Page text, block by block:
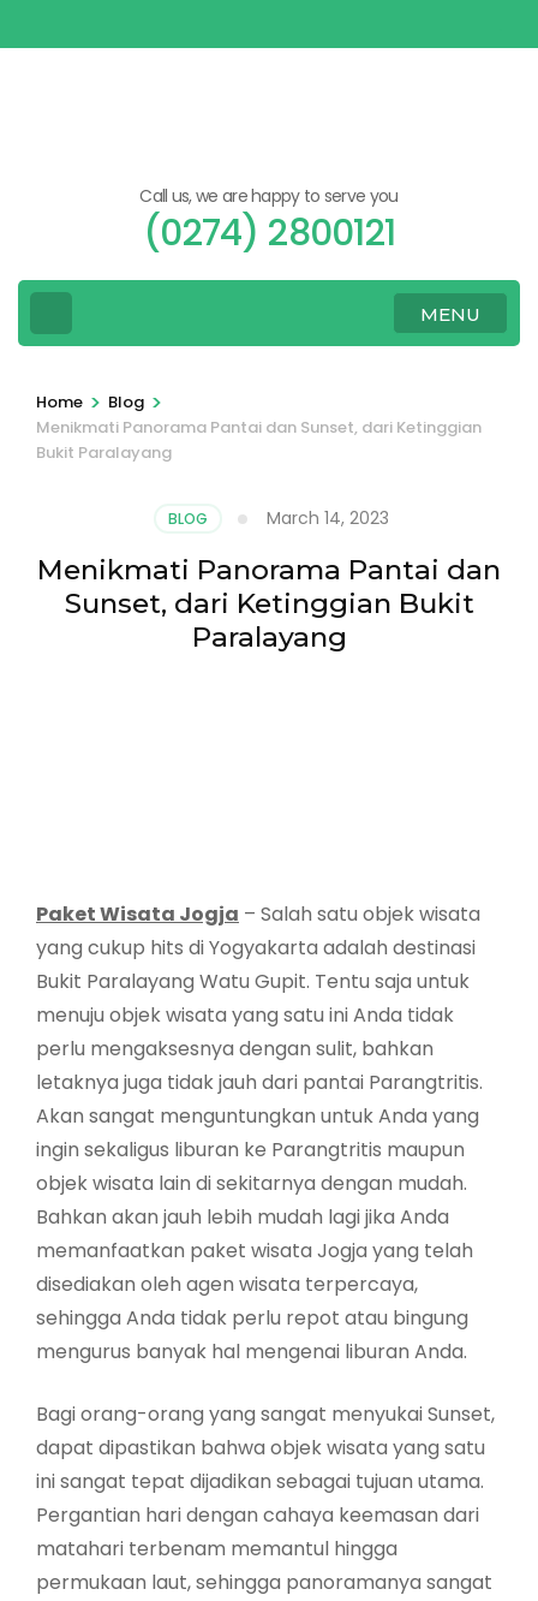
to
Call us, we are happy to serve you
(0274) 2800121
MENU
Home > Blog >
Menikmati Panorama Pantai dan Sunset, dari Ketinggian
Bukit Paralayang
BLOG March 14, 2023
Menikmati Panorama Pantai dan
Sunset, dari Ketinggian Bukit
Paralayang
Paket Wisata Jogja – Salah satu objek wisata
yang cukup hits di Yogyakarta adalah destinasi
Bukit Paralayang Watu Gupit. Tentu saja untuk
menuju objek wisata yang satu ini Anda tidak
perlu mengaksesnya dengan sulit, bahkan
letaknya juga tidak jauh dari pantai Parangtritis.
Akan sangat menguntungkan untuk Anda yang
ingin sekaligus liburan ke Parangtritis maupun
objek wisata lain di sekitarnya dengan mudah.
Bahkan akan jauh lebih mudah lagi jika Anda
memanfaatkan paket wisata Jogja yang telah
disediakan oleh agen wisata terpercaya,
sehingga Anda tidak perlu repot atau bingung
mengurus banyak hal mengenai liburan Anda.
Bagi orang-orang yang sangat menyukai Sunset,
dapat dipastikan bahwa objek wisata yang satu
ini sangat tepat dijadikan sebagai tujuan utama.
Pergantian hari dengan cahaya keemasan dari
matahari terbenam memantul hingga
permukaan laut, sehingga panoramanya sangat